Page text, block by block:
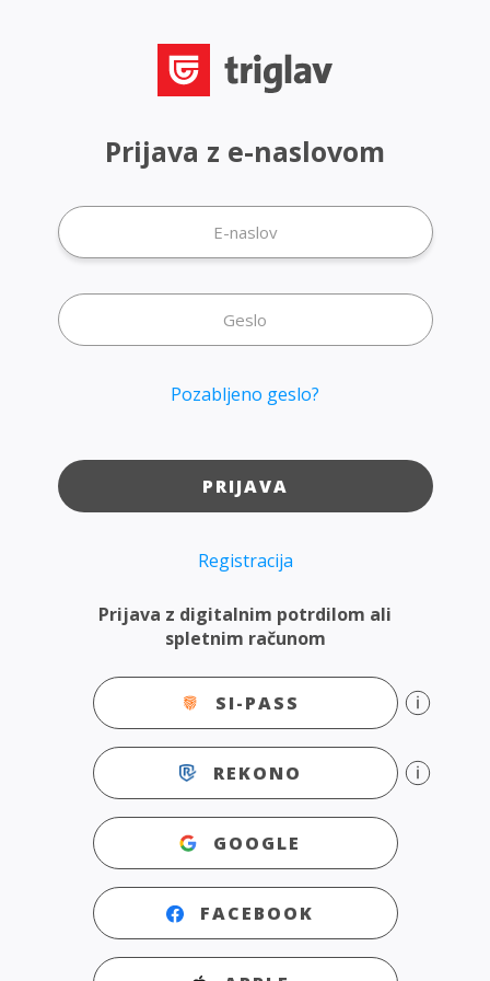
Prijava z digitalnim potrdilom ali
spletnim računom
SI-PASS
REKONO
GOOGLE
FACEBOOK
Prijava z e-naslovom
Pozabljeno geslo?
PRIJAVA
Registracija